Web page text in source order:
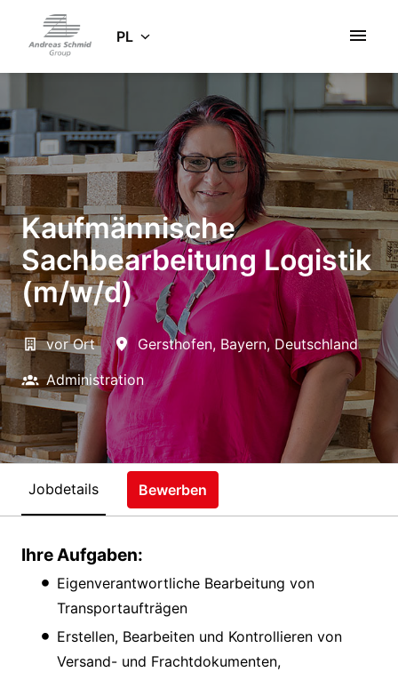
zawartości
Strona głównaPL
Kaufmännische
Sachbearbeitung Logistik
(m/w/d)
vor Ort Gersthofen, Bayern, Deutschland
Administration
Jobdetails Bewerben
Ihre Aufgaben:
Eigenverantwortliche Bearbeitung von
Transportaufträgen
Erstellen, Bearbeiten und Kontrollieren von
Versand- und Frachtdokumenten,